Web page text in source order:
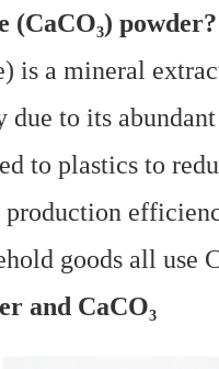
(CaCO₃) powder?
is a mineral
to its
to plastics to
production
goods all use
and CaCO₃